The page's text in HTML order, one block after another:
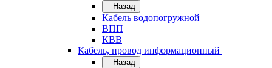
Назад
Кабель водопогружной
ВПП
КВВ
Кабель, провод информационный
Назад